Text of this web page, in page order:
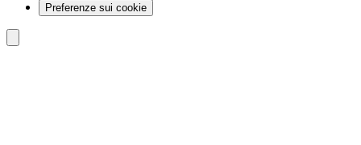
Preferenze sui cookie